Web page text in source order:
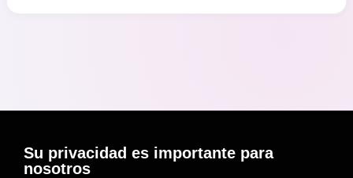
Su privacidad es importante para
nosotros